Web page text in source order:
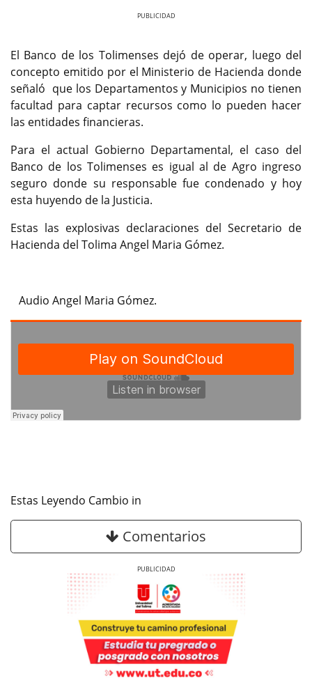
El Banco de los Tolimenses dejó de operar, luego del
concepto emitido por el Ministerio de Hacienda donde
señaló que los Departamentos y Municipios no tienen
facultad para captar recursos como lo pueden hacer
las entidades financieras.
Para el actual Gobierno Departamental, el caso del
Banco de los Tolimenses es igual al de Agro ingreso
seguro donde su responsable fue condenado y hoy
esta huyendo de la Justicia.
Estas las explosivas declaraciones del Secretario de
Hacienda del Tolima Angel Maria Gómez.
Audio Angel Maria Gómez.
Estas Leyendo Cambio in
Comentarios